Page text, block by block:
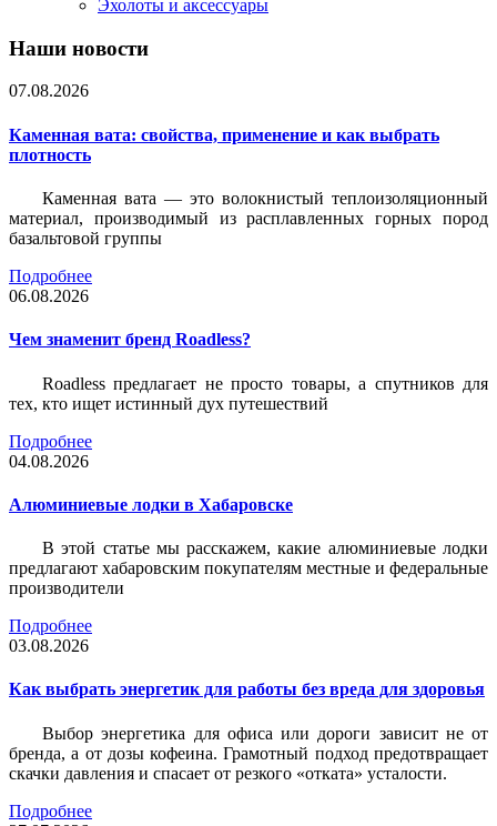
Эхолоты и аксессуары
Наши новости
07.08.2026
Каменная вата: свойства, применение и как выбрать
плотность
Каменная вата — это волокнистый теплоизоляционный
материал, производимый из расплавленных горных пород
базальтовой группы
Подробнее
06.08.2026
Чем знаменит бренд Roadless?
Roadless предлагает не просто товары, а спутников для
тех, кто ищет истинный дух путешествий
Подробнее
04.08.2026
Алюминиевые лодки в Хабаровске
В этой статье мы расскажем, какие алюминиевые лодки
предлагают хабаровским покупателям местные и федеральные
производители
Подробнее
03.08.2026
Как выбрать энергетик для работы без вреда для здоровья
Выбор энергетика для офиса или дороги зависит не от
бренда, а от дозы кофеина. Грамотный подход предотвращает
скачки давления и спасает от резкого «отката» усталости.
Подробнее